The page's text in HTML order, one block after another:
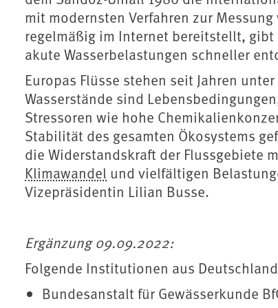
mit modernsten Verfahren zur
regelmäßig im Internet bereitstellt, gibt
akute Wasserbelastungen schneller
Europas Flüsse stehen seit Jahren
Wasserstände sind
Stressoren wie hohe
Stabilität des gesamten Ökosystems
die Widerstandskraft der Flussgebiete
Klimawandel und vielfältigen
Vizepräsidentin Lilian Busse.
Ergänzung 09.09.2022:
Folgende Institutionen aus
Bundesanstalt für Gewässerkunde